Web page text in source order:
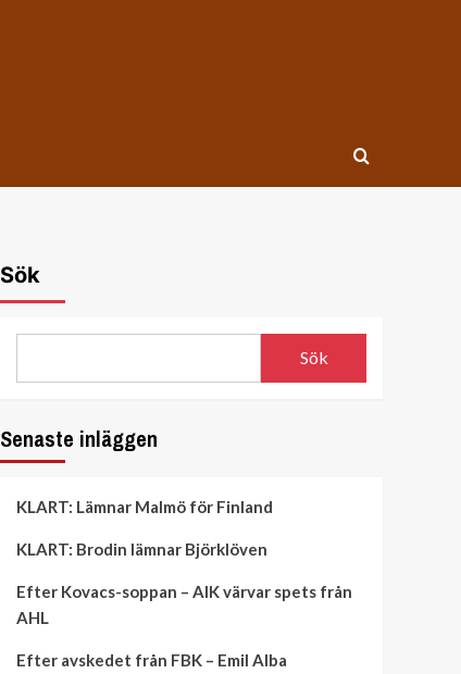
Sök
Sök
Senaste inläggen
KLART: Lämnar Malmö för Finland
KLART: Brodin lämnar Björklöven
Efter Kovacs-soppan – AIK värvar spets från
AHL
Efter avskedet från FBK – Emil Alba